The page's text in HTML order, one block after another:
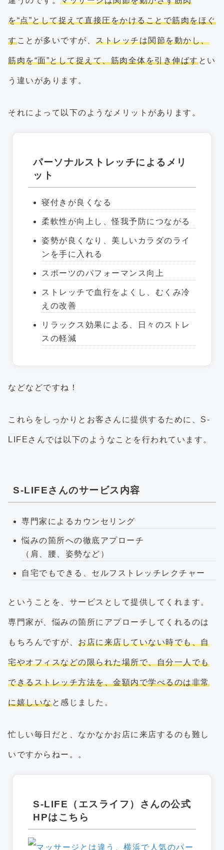
を“点”として捉えて直接圧をかけることで筋肉をほぐ
すことが多いですが、 ストレッチは関節を動かし、
筋肉を“面”として捉えて、筋肉全体を引き伸ばすとい
う違いがあります。
それによって以下のようなメリットがあります。
パーソナルストレッチによるメリ
ット
寝付きが良くなる
柔軟性が向上し、怪我予防につながる
姿勢が良くなり、美しいカラダのライ
ンを手に入れる
スポーツのパフォーマンス向上
ストレッチで血行をよくし、むくみ冷
えの改善
リラックス効果による、日々のストレ
スの軽減
などなどですね！
これらをしっかりとお客さんに提供するために、S-
LIFEさんでは以下のようなことを行われています。
S-LIFEさんのサービス内容
専門家によるカウンセリング
悩みの箇所への徹底アプローチ
（肩、腰、姿勢など）
自宅でもできる、セルフストレッチレクチャー
ということを、サービスとして提供してくれます。
専門家が、悩みの箇所にアプローチしてくれるのは
もちろんですが、 お店に来店していない時でも、自
宅やオフィスなどの限られた場所で、自分一人でも
できるストレッチ方法を、金額内で学べるのは非常
に嬉しいなと感じました。
忙しい毎日だと、なかなかお店に来店するのも難し
いですからねー。。
S-LIFE（エスライフ）さんの公式
HPはこちら